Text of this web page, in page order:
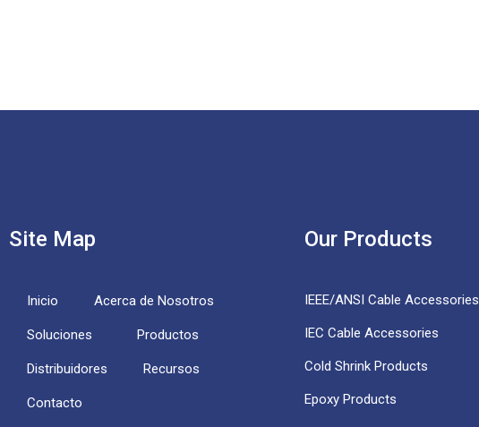
Site Map
Inicio Acerca de Nosotros
Soluciones Productos
Distribuidores Recursos
Contacto
Our Products
IEEE/ANSI Cable Accessories
IEC Cable Accessories
Cold Shrink Products
Epoxy Products